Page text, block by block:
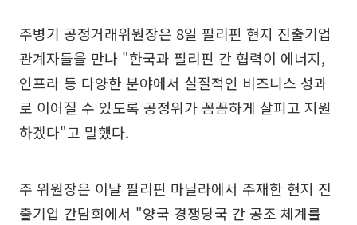
주병기 공정거래위원장은 8일 필리핀 현지 진출기업
관계자들을 만나 "한국과 필리핀 간 협력이 에너지,
인프라 등 다양한 분야에서 실질적인 비즈니스 성과
로 이어질 수 있도록 공정위가 꼼꼼하게 살피고 지원
하겠다"고 말했다.
주 위원장은 이날 필리핀 마닐라에서 주재한 현지 진
출기업 간담회에서 "양국 경쟁당국 간 공조 체계를